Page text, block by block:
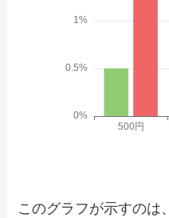
このグラフが示すのは、